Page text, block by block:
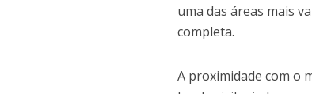
uma das áreas mais
completa.
A proximidade com o